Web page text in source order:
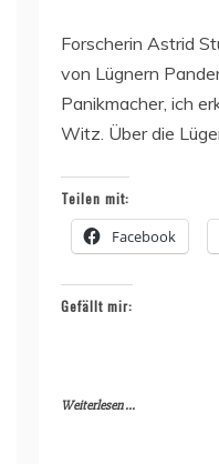
Forscherin Astrid
von Lügnern
Panikmacher, ich
Witz. Über die
Teilen mit:
Facebook
Gefällt mir:
Weiterlesen ...